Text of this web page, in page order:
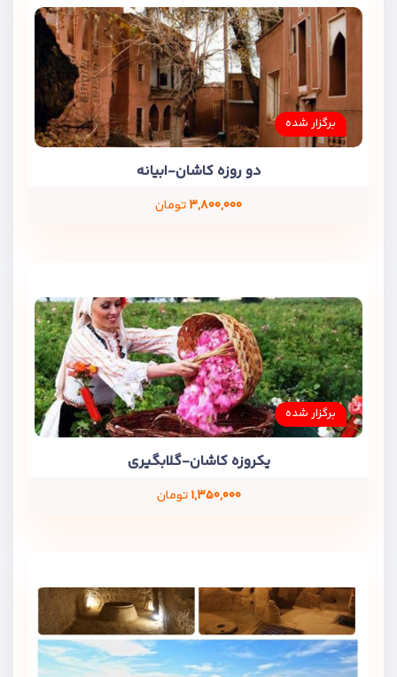
برگزار شده
دو روزه کاشان-ابیانه
۳,۸۰۰,۰۰۰تومان
برگزار شده
یکروزه کاشان-گلابگیری
۱,۳۵۰,۰۰۰تومان